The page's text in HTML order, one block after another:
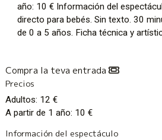
año: 10 € Información del
directo para bebés. Sin texto. 30
de 0 a 5 años. Ficha técnica y
Compra la teva entrada
Precios
Adultos: 12 €
A partir de 1 año: 10 €
Información del espectáculo